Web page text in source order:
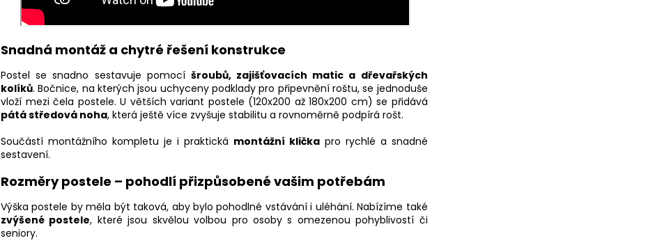
Snadná montáž a chytré řešení konstrukce
Postel se snadno sestavuje pomocí šroubů, zajišťovacích matic a dřevařských
kolíků. Bočnice, na kterých jsou uchyceny podklady pro připevnění roštu, se jednoduše
vloží mezi čela postele. U větších variant postele (120x200 až 180x200 cm) se přidává
pátá středová noha, která ještě více zvyšuje stabilitu a rovnoměrně podpírá rošt.
Součástí montážního kompletu je i praktická montážní kličkapro rychlé a snadné
sestavení.
Rozměry postele – pohodlí přizpůsobené vašim potřebám
Výška postele by měla být taková, aby bylo pohodlné vstávání i uléhání. Nabízíme také
zvýšené postele, které jsou skvělou volbou pro osoby s omezenou pohyblivostí či
seniory.